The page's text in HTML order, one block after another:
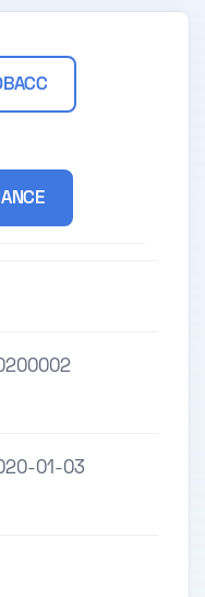
01-03